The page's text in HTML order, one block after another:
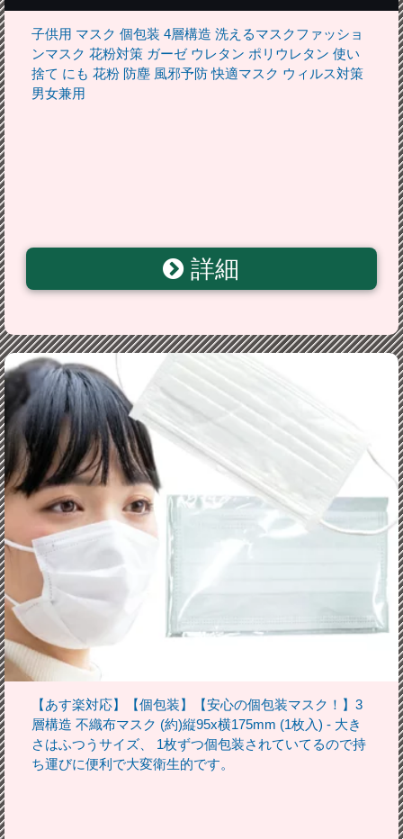
子供用 マスク 個包装 4層構造 洗えるマスクファッショ
ンマスク 花粉対策 ガーゼ ウレタン ポリウレタン 使い
捨て にも 花粉 防塵 風邪予防 快適マスク ウィルス対策
男女兼用
詳細
【あす楽対応】【個包装】【安心の個包装マスク！】3
層構造 不織布マスク (約)縦95x横175mm (1枚入) - 大き
さはふつうサイズ、 1枚ずつ個包装されていてるので持
ち運びに便利で大変衛生的です。